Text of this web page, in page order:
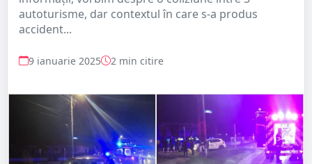
autoturisme, dar contextul în care s-a produs
accident...
9 ianuarie 2025 2 min citire